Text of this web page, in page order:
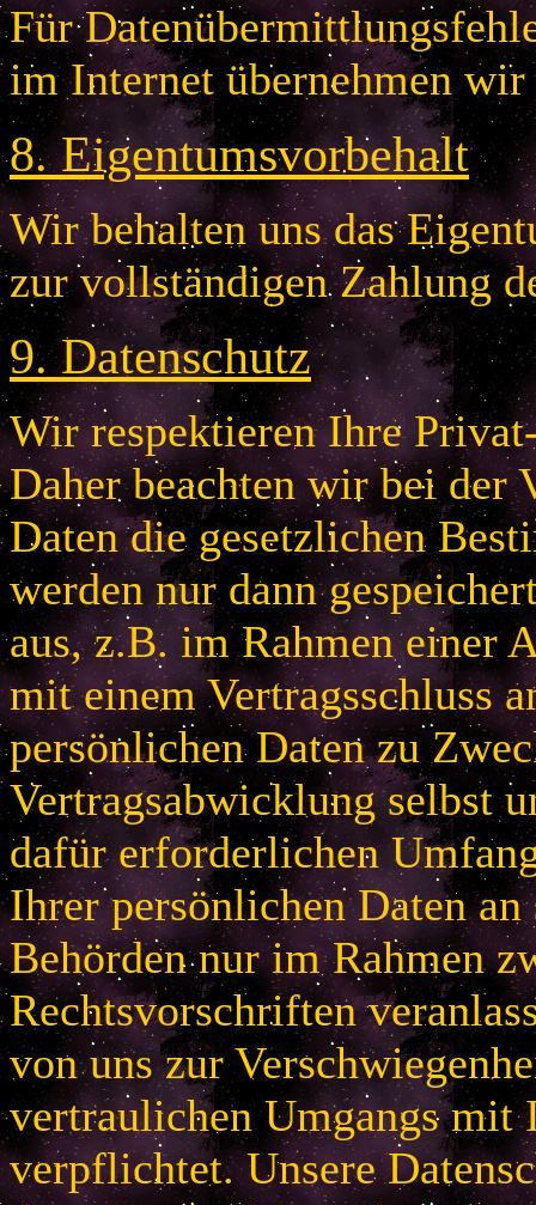
Für
im Internet übernehmen
8.Eigentumsvorbehalt
Wir behalten uns das
zur vollständigen Zahlung
9.Datenschutz
Wir respektieren Ihre
Daher beachten wir bei der
Daten die gesetzlichen
werden nur dann
aus, z.B. im Rahmen einer
mit einem Vertragsschluss
persönlichen Daten zu
Vertragsabwicklung selbst
dafür erforderlichen
Ihrer persönlichen Daten
Behörden nur im Rahmen
Rechtsvorschriften
von uns zur
vertraulichen Umgangs mit
verpflichtet. Unsere